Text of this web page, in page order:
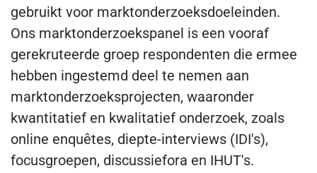
gebruikt voor marktonderzoeksdoeleinden.
Ons marktonderzoekspanel is een vooraf
gerekruteerde groep respondenten die ermee
hebben ingestemd deel te nemen aan
marktonderzoeksprojecten, waaronder
kwantitatief en kwalitatief onderzoek, zoals
online enquêtes, diepte-interviews (IDI's),
focusgroepen, discussiefora en IHUT's.